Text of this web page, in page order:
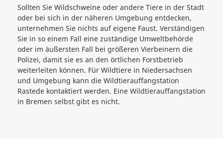
Sollten Sie Wildschweine oder andere Tiere in der Stadt
oder bei sich in der näheren Umgebung entdecken,
unternehmen Sie nichts auf eigene Faust. Verständigen
Sie in so einem Fall eine zuständige Umweltbehörde
oder im äußersten Fall bei größeren Vierbeinern die
Polizei, damit sie es an den örtlichen Forstbetrieb
weiterleiten können. Für Wildtiere in Niedersachsen
und Umgebung kann die Wildtierauffangstation
Rastede kontaktiert werden. Eine Wildtierauffangstation
in Bremen selbst gibt es nicht.